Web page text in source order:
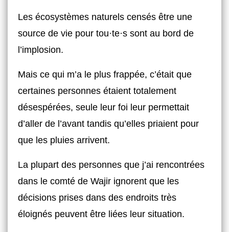
Les écosystèmes naturels censés être une
source de vie pour tou·te·s sont au bord de
l’implosion.
Mais ce qui m’a le plus frappée, c’était que
certaines personnes étaient totalement
désespérées, seule leur foi leur permettait
d’aller de l’avant tandis qu’elles priaient pour
que les pluies arrivent.
La plupart des personnes que j’ai rencontrées
dans le comté de Wajir ignorent que les
décisions prises dans des endroits très
éloignés peuvent être liées leur situation.